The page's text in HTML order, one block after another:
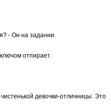
- Он на задании.
отпирает.
девочки-отличницы. Это